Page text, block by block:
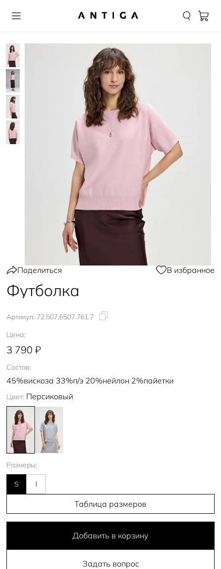
Поделиться В избранное
Футболка
Артикул: 72.507.6507.761.7
Цена:
3 790 ₽
Состав:
45%вискоза 33%п/э 20%нейлон 2%пайетки
Цвет: Персиковый
Размеры:
S l
Таблица размеров
Добавить в корзину
Задать вопрос